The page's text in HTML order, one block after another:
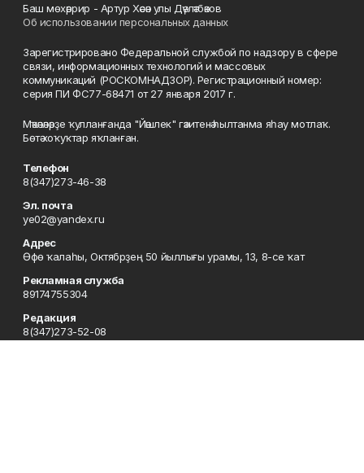
Баш мөхәррир - Артур Хәсән улы Дәүләтбәков
Об использовании персональных данных
Зарегистрировано Федеральной службой по надзору в сфере
связи, информационных технологий и массовых
коммуникаций (РОСКОМНАДЗОР). Регистрационный номер:
серия ПИ ФС77-68471 от 27 января 2017 г.
Мәҡәләләрҙе ҡулланғанда "Йәшлек" гәзитенә һылтанма яһау мотлаҡ.
Бөтә хоҡуҡтар яҡланған.
Телефон
8(347)273-46-38
Эл. почта
ye02@yandex.ru
Адрес
Өфө ҡалаһы, Октябрҙең 50 йыллығы урамы, 13, 8-се ҡат
Рекламная служба
89174755304
Редакция
8(347)273-52-08